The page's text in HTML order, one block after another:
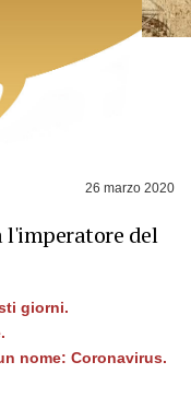
26 marzo 2020
l'imperatore del
giorni.
nome: Coronavirus.